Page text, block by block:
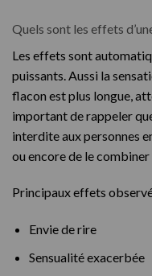
Quels sont les effets
Les effets sont
puissants. Aussi la
flacon est plus longue,
important de rappeler
interdite aux personnes
ou encore de le combiner
Principaux effets
Envie de rire
Sensualité exacerbée